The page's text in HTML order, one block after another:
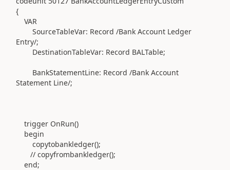
{
VAR
SourceTableVar: Record /Bank Account Ledger
Entry/;
DestinationTableVar: Record BALTable;
BankStatementLine: Record /Bank Account
Statement Line/;
trigger OnRun()
begin
copytobankledger();
// copyfrombankledger();
end;